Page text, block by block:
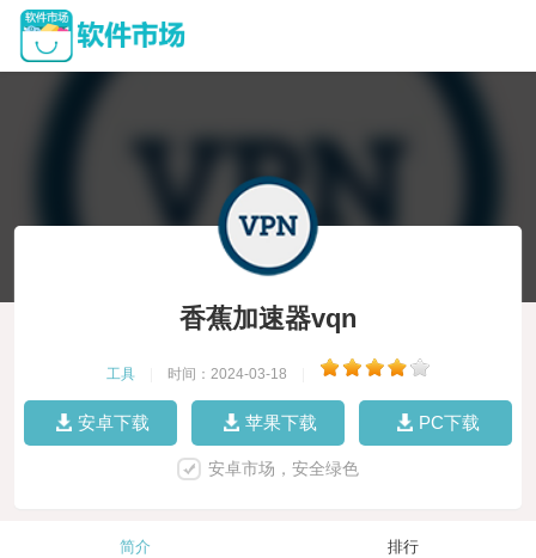
香蕉加速器vqn
工具 时间：2024-03-18
安卓下载 苹果下载 PC下载
安卓市场，安全绿色
简介 排行